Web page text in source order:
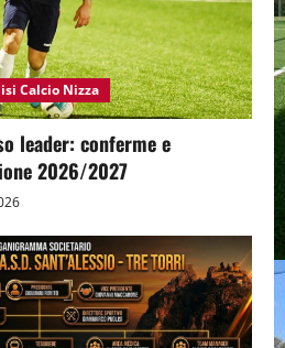
Calcio Nizza
leader: conferme e
2026/2027